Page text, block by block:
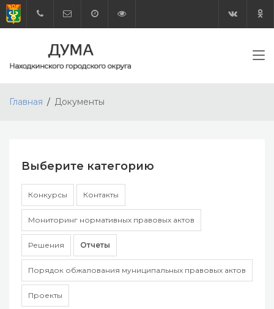
Главная Документы
Выберите категорию
Конкурсы Контакты
Мониторинг нормативных правовых актов
Решения Отчеты
Порядок обжалования муниципальных правовых актов
Проекты